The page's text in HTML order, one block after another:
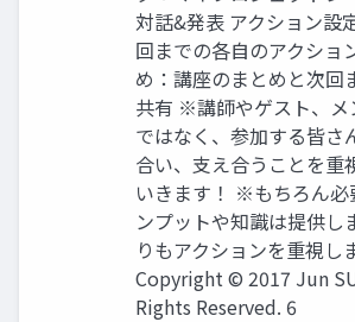
対話&発表 アクション設
回までの各自のアクショ
め：講座のまとめと次回
共有 ※講師やゲスト、メ
ではなく、参加する皆さ
合い、支え合うことを重
いきます！ ※もちろん必
ンプットや知識は提供し
りもアクションを重視し
Copyright © 2017 Jun
Rights Reserved. 6